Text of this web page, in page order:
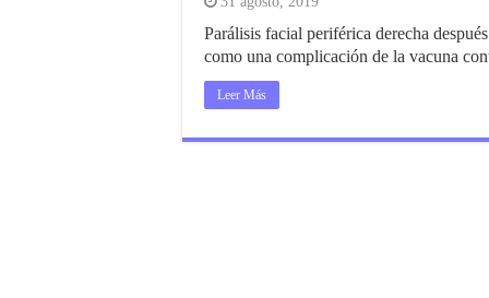
Parálisis facial periférica derecha
como una complicación de la vacuna
Leer Más